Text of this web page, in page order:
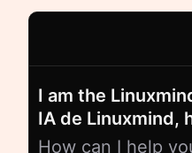
I am the
IA de Linuxmind,
How can I help